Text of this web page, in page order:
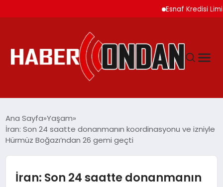
Esnaf Kredisi
SIYASET
DÜNYA
Ana Sayfa Yaşam
İran: Son 24 saatte donanmanın koordinasyonu ve izniyle
Hürmüz Boğazı’ndan 26 gemi geçti
İran: Son 24 saatte donanmanın